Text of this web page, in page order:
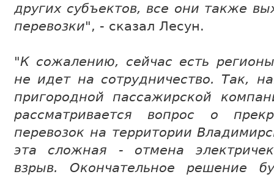
других субъектов, все они также
перевозки", - сказал Лесун.
"К сожалению, сейчас есть
не идет на сотрудничество. Так,
пригородной пассажирской
рассматривается вопрос о
перевозок на территории
эта сложная - отмена
взрыв. Окончательное решение